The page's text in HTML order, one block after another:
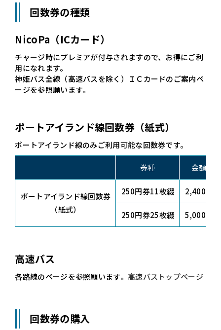
回数券の種類
NicoPa（ICカード）
チャージ時にプレミアが付与されますので、お得にご利
用になれます。
神姫バス全線（高速バスを除く）ＩＣカードのご案内ペ
ージを参照願います。
ポートアイランド線回数券（紙式）
ポートアイランド線のみご利用可能な回数券です。
券種 金額
ポートアイランド線回数券
（紙式）
250円券11枚綴 2,400円
250円券25枚綴 5,000円
高速バス
各路線のページを参照願います。 高速バストップページ
回数券の購入